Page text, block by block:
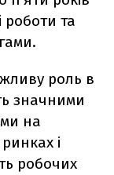
роботи та
роль в
значними
на
і
робочих